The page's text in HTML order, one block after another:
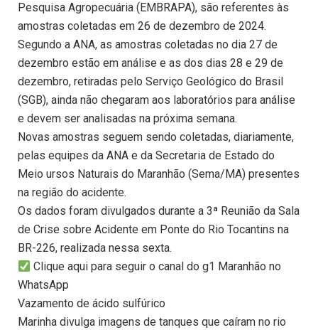
Pesquisa Agropecuária (EMBRAPA), são referentes às
amostras coletadas em 26 de dezembro de 2024.
Segundo a ANA, as amostras coletadas no dia 27 de
dezembro estão em análise e as dos dias 28 e 29 de
dezembro, retiradas pelo Serviço Geológico do Brasil
(SGB), ainda não chegaram aos laboratórios para análise
e devem ser analisadas na próxima semana.
Novas amostras seguem sendo coletadas, diariamente,
pelas equipes da ANA e da Secretaria de Estado do
Meio ursos Naturais do Maranhão (Sema/MA) presentes
na região do acidente.
Os dados foram divulgados durante a 3ª Reunião da Sala
de Crise sobre Acidente em Ponte do Rio Tocantins na
BR-226, realizada nessa sexta.
Clique aqui para seguir o canal do g1 Maranhão no
WhatsApp
Vazamento de ácido sulfúrico
Marinha divulga imagens de tanques que caíram no rio